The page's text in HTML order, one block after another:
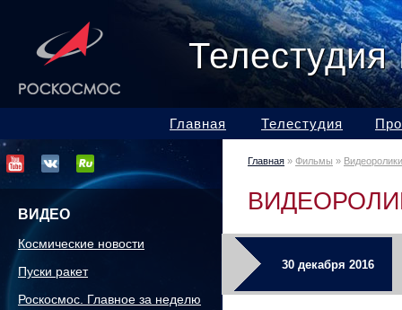
Главная Телестудия
ВИДЕО
Космические новости
Пуски ракет
Роскосмос. Главное за неделю
Главная » Фильмы » Видеоролики
30 декабря 2016